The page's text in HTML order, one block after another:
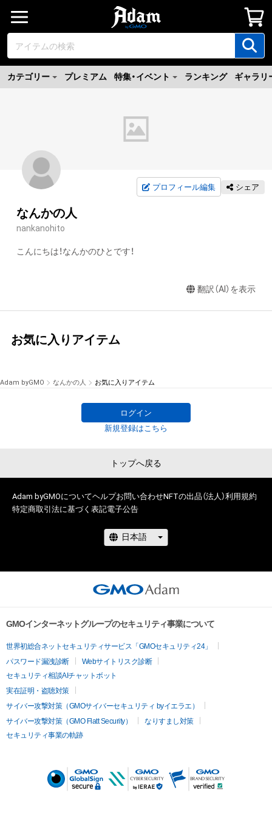
カテゴリー プレミアム 特集・イベント ランキング ギャラリ
プロフィール編集 シェア
なんかの人
nankanohito
翻訳（AI）を表示
お気に入りアイテム
Adam byGMO なんかの人 お気に入りアイテム
ログイン
新規登録はこちら
トップへ戻る
Adam byGMOについてヘルプお問い合わせNFTの出品（法人）利用規約
特定商取引法に基づく表記電子公告
GMOインターネットグループのセキュリティ事業について
世界初総合ネットセキュリティサービス「GMOセキュリティ24」
パスワード漏洩診断
Webサイトリスク診断
セキュリティ相談AIチャットボット
実在証明・盗聴対策
サイバー攻撃対策（GMOサイバーセキュリティ byイエラエ）
サイバー攻撃対策（GMO Flatt Security）
なりすまし対策
セキュリティ事業の軌跡